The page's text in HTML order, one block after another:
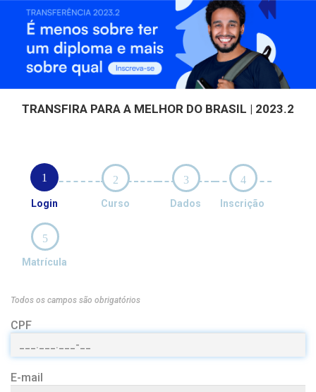
TRANSFIRA PARA A MELHOR DO BRASIL | 2023.2
1
Login
2
Curso
3
Dados
4
Inscrição
5
Matrícula
Todos os campos são obrigatórios
CPF
E-mail